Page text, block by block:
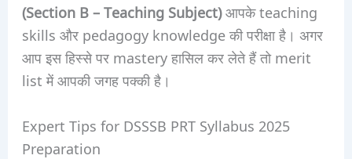
(Section B – Teaching Subject)आपके teaching
skills और pedagogy knowledge की परीक्षा है। अगर
आप इस हिस्से पर mastery हासिल कर लेते हैं तो merit
list में आपकी जगह पक्की है।
Expert Tips for DSSSB PRT Syllabus 2025
Preparation